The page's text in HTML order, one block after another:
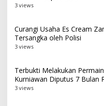
3 views
Curangi Usaha Es Cream
Tersangka oleh Polisi
3 views
Terbukti Melakukan
Kurniawan Diputus 7 Bulan
3 views